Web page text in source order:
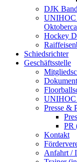
DJK
UNIHOC
Hockey
Schiedsrichter
Geschäftsstelle
UNIHOC
Presse &
PR
Kontakt
Anfahrt /